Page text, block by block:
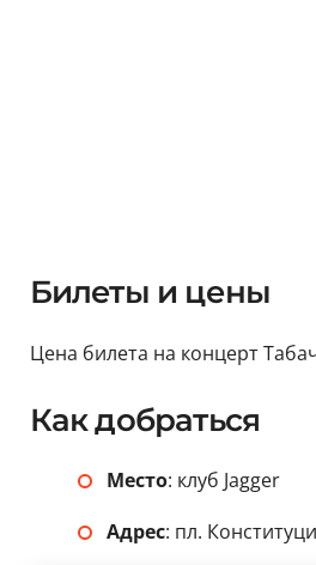
Билеты и цены
Цена билета на концерт
Как добраться
Место: клуб Jagger
Адрес: пл.